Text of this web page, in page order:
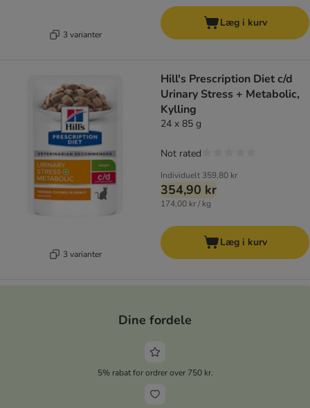
3 varianter
Læg i kurv
3 varianter
Hill's Prescription Diet c/d
Urinary Stress + Metabolic,
Kylling
24 x 85 g
Individuelt 359,80 kr
354,90 kr
174,00 kr / kg
Not rated
Læg i kurv
Dine fordele
5% rabat for ordrer over 750 kr.